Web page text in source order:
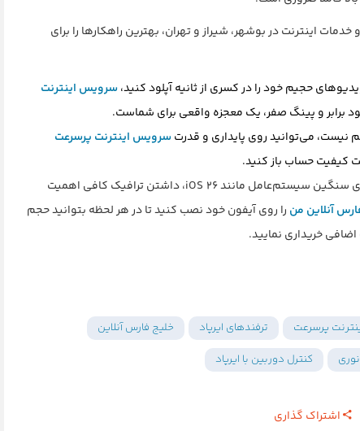
اینترنت در بوشهر، شیراز و تهران، بهترین راهکارها را برای
حجیم خود را در کسری از ثانیه آپلود کنید،سرویس اینترنت
برابر و پینگ صفر، یک معجزه واقعی برای شماست.
نیست، می‌توانید روی پایداری و قدرتسرویس اینترنت پرسرعت
کیفیت حساب باز کنید.
همچنین برای دریافت سریع و بدون قطعی آپدیت‌های سنگین سیستم‌عامل مانند iOS 26، داشتن ترافیک کافی اهمیت
آنلاین من را روی آیفون خود نصب کنید تا در هر لحظه بتوانید حجم
خریداری نمایید.
پرسرعت ترفندهای ایرپاد
خلیج فارس آنلاین
کنترل دوربین با ایرپاد
اشتراک گذاری